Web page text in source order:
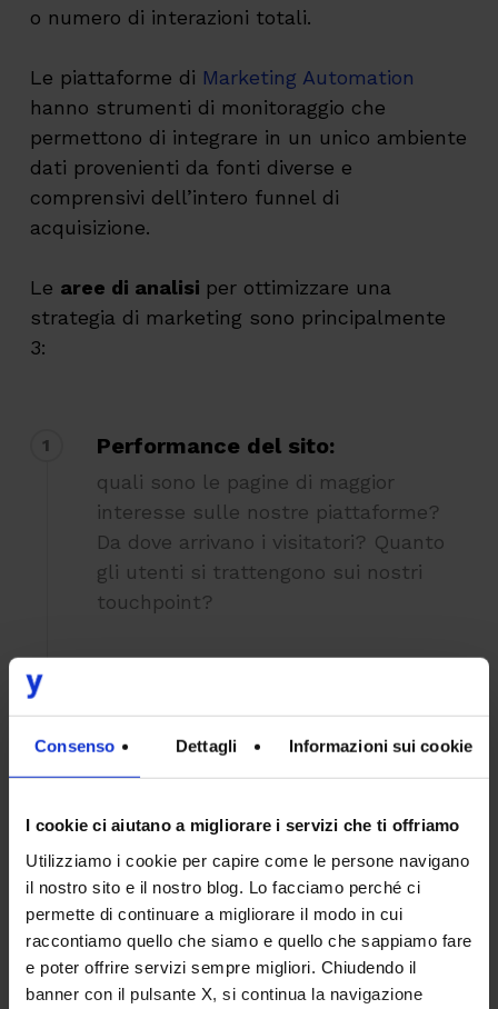
Consenso Dettagli Informazioni sui cookie
I cookie ci aiutano a migliorare i servizi che ti offriamo
Utilizziamo i cookie per capire come le persone navigano
il nostro sito e il nostro blog. Lo facciamo perché ci
permette di continuare a migliorare il modo in cui
raccontiamo quello che siamo e quello che sappiamo fare
e poter offrire servizi sempre migliori. Chiudendo il
banner con il pulsante X, si continua la navigazione
o numero di interazioni totali.
Le piattaforme di Marketing Automation
hanno strumenti di monitoraggio che
permettono di integrare in un unico ambiente
dati provenienti da fonti diverse e
comprensivi dell’intero funnel di
acquisizione.
Le aree di analisi per ottimizzare una
strategia di marketing sono principalmente
3:
1 Performance del sito:
quali sono le pagine di maggior
interesse sulle nostre piattaforme?
Da dove arrivano i visitatori? Quanto
gli utenti si trattengono sui nostri
touchpoint?
2 Engagement:
Chi interagisce con i nostri
sono i contenuti e gli argomenti di
audience? Quali canali e format si
addicono alle nostre Buyer Personas?